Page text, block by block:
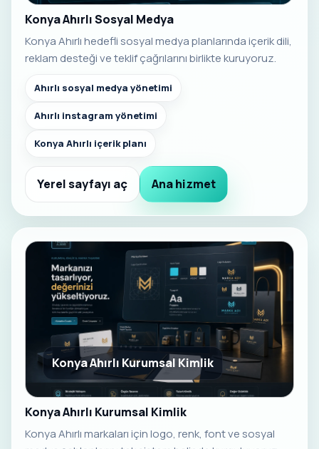
Konya Ahırlı Sosyal Medya
Konya Ahırlı hedefli sosyal medya planlarında içerik dili,
reklam desteği ve teklif çağrılarını birlikte kuruyoruz.
Ahırlı sosyal medya yönetimi
Ahırlı instagram yönetimi
Konya Ahırlı içerik planı
Yerel sayfayı aç Ana hizmet
Konya Ahırlı Kurumsal Kimlik
Konya Ahırlı Kurumsal Kimlik
Konya Ahırlı markaları için logo, renk, font ve sosyal